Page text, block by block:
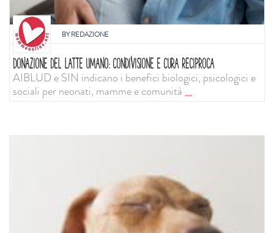
BYREDAZIONE
DONAZIONE DEL LATTE UMANO: CONDIVISIONE E CURA RECIPROCA
AIBLUD e SIN indicano i benefici biologici, psicologici e
sociali per neonati, mamme e comunità...